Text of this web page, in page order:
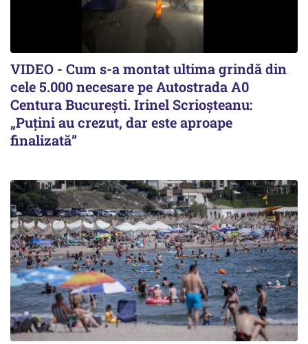
VIDEO - Cum s-a montat ultima grindă din
cele 5.000 necesare pe Autostrada A0
Centura București. Irinel Scrioșteanu:
„Puțini au crezut, dar este aproape
finalizată”